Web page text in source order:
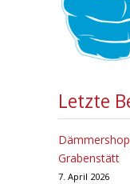
Letzte
Grabenstätt
7. April 2026